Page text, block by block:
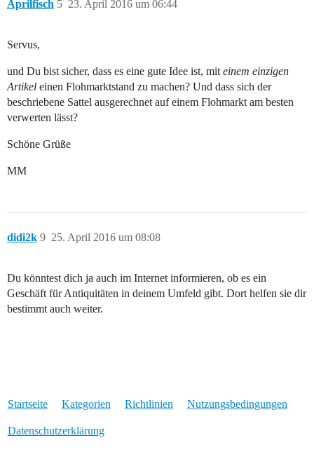
Aprilfisch 23. April 2016 um 06:44
5
Servus,
und Du bist sicher, dass es eine gute Idee ist, mit einem einzigen
Artikel einen Flohmarktstand zu machen? Und dass sich der
beschriebene Sattel ausgerechnet auf einem Flohmarkt am besten
verwerten lässt?
Schöne Grüße
MM
didi2k 25. April 2016 um 08:08
9
Du könntest dich ja auch im Internet informieren, ob es ein
Geschäft für Antiquitäten in deinem Umfeld gibt. Dort helfen sie dir
bestimmt auch weiter.
Startseite Kategorien Richtlinien Nutzungsbedingungen
Datenschutzerklärung